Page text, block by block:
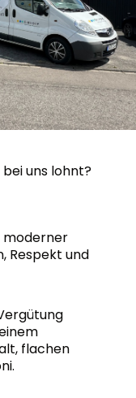
uns lohnt?
moderner
Respekt und
flachen